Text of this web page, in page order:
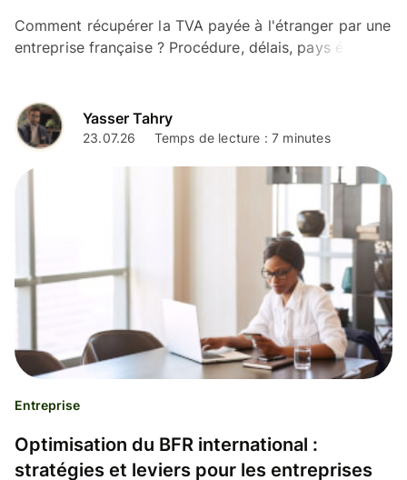
Comment récupérer la TVA payée à l'étranger par une
entreprise française ? Procédure, délais, pays éligibles
Yasser Tahry
23.07.26 Temps de lecture : 7 minutes
Entreprise
Optimisation du BFR international :
stratégies et leviers pour les entreprises